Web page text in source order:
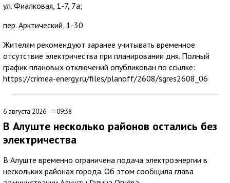
ул. Фиалковая, 1-7, 7а;
пер. Арктический, 1-30
Жителям рекомендуют заранее учитывать временное
отсутствие электричества при планировании дня. Полный
график плановых отключений опубликован по ссылке:
https://crimea-energy.ru/files/planoff/2608/sgres2608_06
6 августа 2026 09:38
В Алуште несколько районов остались без
электричества
В Алуште временно ограничена подача электроэнергии в
нескольких районах города. Об этом сообщила глава